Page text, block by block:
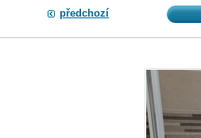
předchozí